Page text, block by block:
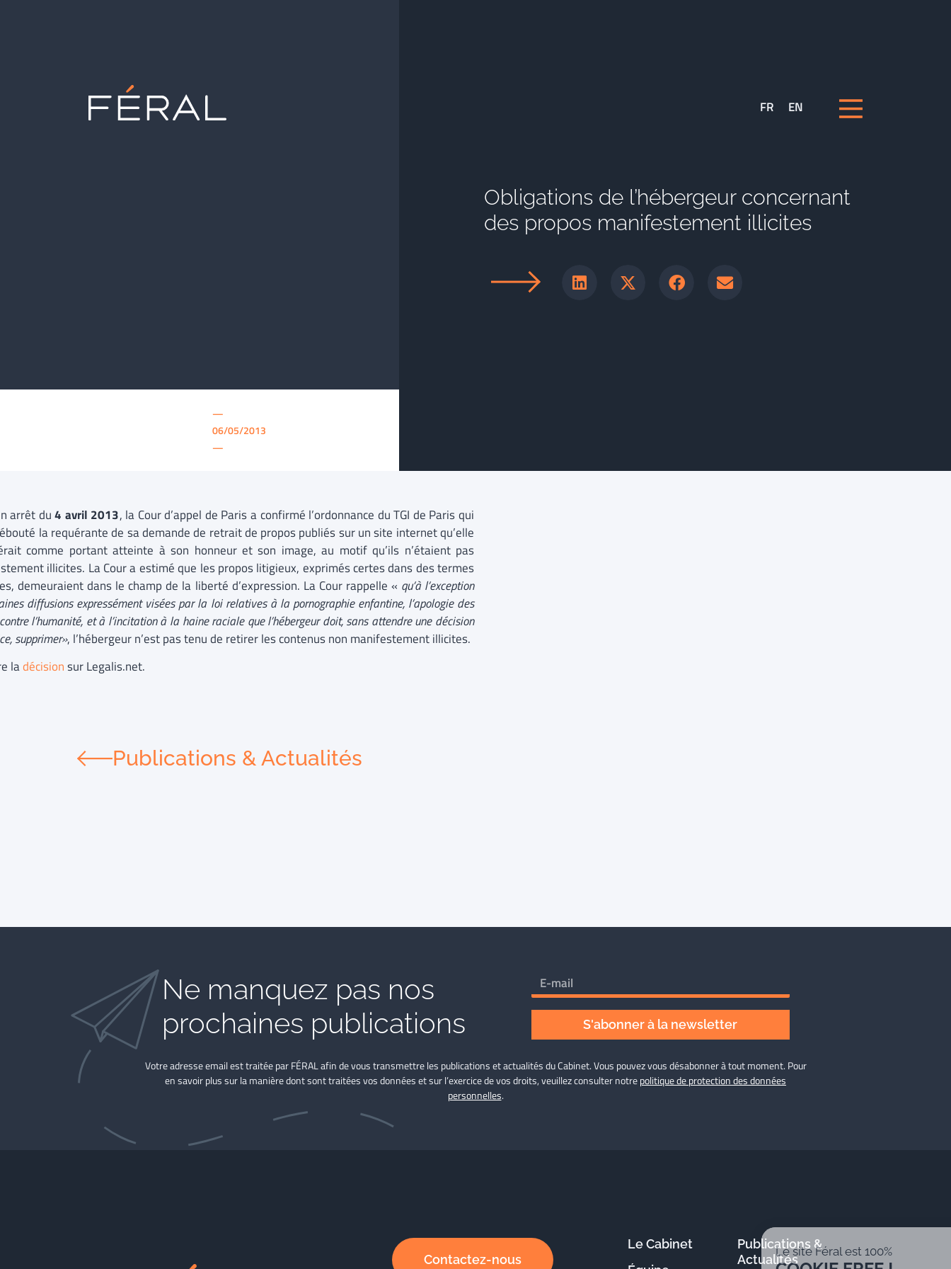
FR EN
—
06/05/2013
—
Obligations de l’hébergeur concernant
des propos manifestement illicites
arrêt du4 avril 2013, la Cour d’appel de Paris a confirmé l’ordonnance du TGI de Paris qui
la requérante de sa demande de retrait de propos publiés sur un site internet qu’elle
comme portant atteinte à son honneur et son image, au motif qu’ils n’étaient pas
illicites. La Cour a estimé que les propos litigieux, exprimés certes dans des termes
demeuraient dans le champ de la liberté d’expression. La Cour rappelle « qu’à l’exception
diffusions expressément visées par la loi relatives à la pornographie enfantine, l’apologie des
l’humanité, et à l’incitation à la haine raciale que l’hébergeur doit, sans attendre une décision
supprimer», l’hébergeur n’est pas tenu de retirer les contenus non manifestement illicites.
ladécisionsur Legalis.net.
Publications & Actualités
Ne manquez pas nos
prochaines publications
S'abonner à la newsletter
Votre adresse email est traitée par FÉRAL afin de vous transmettre les publications et actualités du Cabinet. Vous pouvez vous désabonner à tout moment. Pour
en savoir plus sur la manière dont sont traitées vos données et sur l’exercice de vos droits, veuillez consulter notrepolitique de protection des données
personnelles.
Contactez-nous
Le Cabinet
Publications &
Actualités
Le site Féral est 100%